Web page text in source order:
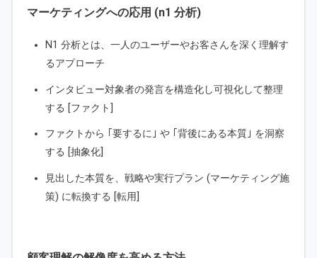
マーケティングへの応用 (n1 分析)
N1 分析とは、一人のユーザーやお客さんを深く理解す
るアプローチ
インタビュー対象者の発言を構造化し可視化して整理
する [ファクト]
ファクトから ｢要するに｣ や ｢背後にある本質｣ を洞察
する [抽象化]
見出した本質を、戦略や実行プラン (マーケティング施
策) に転換する [転用]